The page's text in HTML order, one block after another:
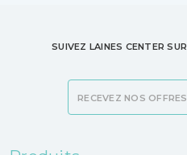
SUIVEZ LAINES CENTER SUR